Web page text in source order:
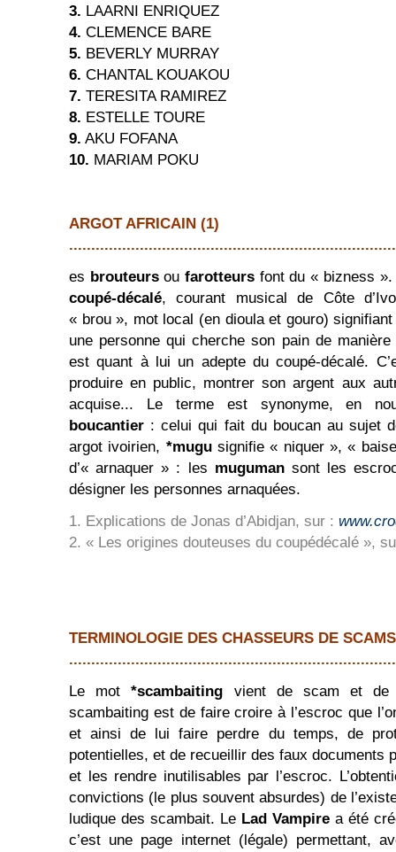
3. LAARNI ENRIQUEZ
4. CLEMENCE BARE
5. BEVERLY MURRAY
6. CHANTAL KOUAKOU
7. TERESITA RAMIREZ
8. ESTELLE TOURE
9. AKU FOFANA
10. MARIAM POKU
ARGOT AFRICAIN (1)
es brouteursoufarotteurs font du « bizness
coupé-décalé, courant musical de Côte
« brou », mot local (en dioula et gouro)
une personne qui cherche son pain de
est quant à lui un adepte du coupé-décalé.
produire en public, montrer son argent aux
acquise... Le terme est synonyme, en
boucantier : celui qui fait du boucan au sujet
argot ivoirien, *mugusignifie « niquer », «
d’« arnaquer » : les mugumansont les
désigner les personnes arnaquées.
1. Explications de Jonas d’Abidjan, sur :
2. « Les origines douteuses du coupédécalé »,
TERMINOLOGIE DES CHASSEURS DE SCAMS
Le mot*scambaiting vient de scam et de
scambaiting est de faire croire à l’escroc que
et ainsi de lui faire perdre du temps, de
potentielles, et de recueillir des faux documents
et les rendre inutilisables par l’escroc.
convictions (le plus souvent absurdes) de
ludique des scambait. Le Lad Vampire a été
c’est une page internet (légale) permettant,